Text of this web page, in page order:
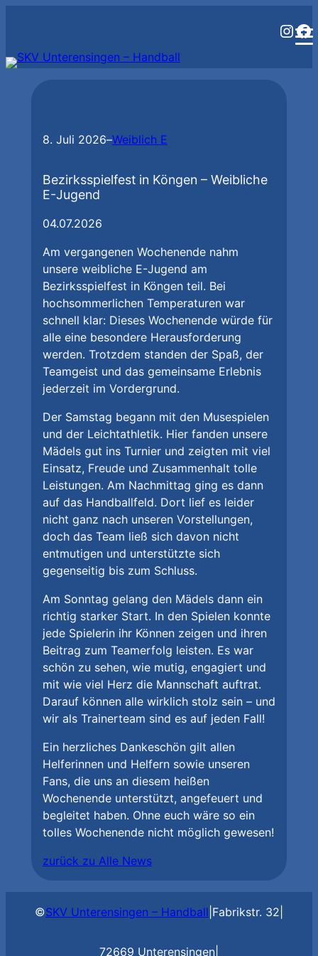
springen
8. Juli 2026–Weiblich E
Bezirksspielfest in Köngen – Weibliche
E-Jugend
04.07.2026
Am vergangenen Wochenende nahm
unsere weibliche E-Jugend am
Bezirksspielfest in Köngen teil. Bei
hochsommerlichen Temperaturen war
schnell klar: Dieses Wochenende würde für
alle eine besondere Herausforderung
werden. Trotzdem standen der Spaß, der
Teamgeist und das gemeinsame Erlebnis
jederzeit im Vordergrund.
Der Samstag begann mit den Musespielen
und der Leichtathletik. Hier fanden unsere
Mädels gut ins Turnier und zeigten mit viel
Einsatz, Freude und Zusammenhalt tolle
Leistungen. Am Nachmittag ging es dann
auf das Handballfeld. Dort lief es leider
nicht ganz nach unseren Vorstellungen,
doch das Team ließ sich davon nicht
entmutigen und unterstützte sich
gegenseitig bis zum Schluss.
Am Sonntag gelang den Mädels dann ein
richtig starker Start. In den Spielen konnte
jede Spielerin ihr Können zeigen und ihren
Beitrag zum Teamerfolg leisten. Es war
schön zu sehen, wie mutig, engagiert und
mit wie viel Herz die Mannschaft auftrat.
Darauf können alle wirklich stolz sein – und
wir als Trainerteam sind es auf jeden Fall!
Ein herzliches Dankeschön gilt allen
Helferinnen und Helfern sowie unseren
Fans, die uns an diesem heißen
Wochenende unterstützt, angefeuert und
begleitet haben. Ohne euch wäre so ein
tolles Wochenende nicht möglich gewesen!
zurück zu Alle News
©SKV Unterensingen – Handball Fabrikstr. 32
72669 Unterensingen